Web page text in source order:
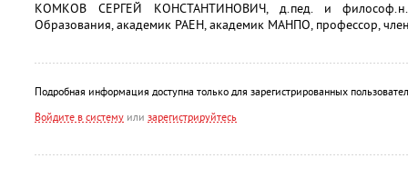
КОМКОВ СЕРГЕЙ КОНСТАНТИНОВИЧ, д.пед. и философ.н.,
Образования, академик РАЕН, академик МАНПО, профессор,
Подробная информация доступна только для зарегистрированных
Войдите в систему или зарегистрируйтесь